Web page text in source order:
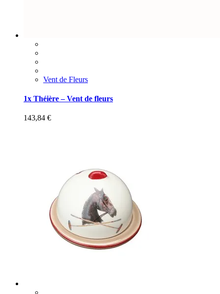
Vent de Fleurs
1x Théière – Vent de fleurs
143,84 €